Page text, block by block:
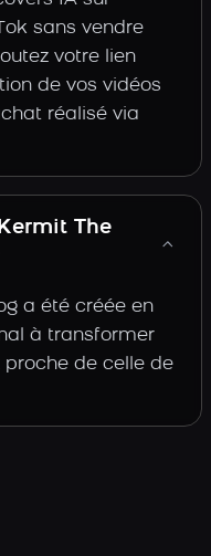
sans vendre
votre lien
de vos vidéos
réalisé via
The
a été créée en
à transformer
proche de celle de